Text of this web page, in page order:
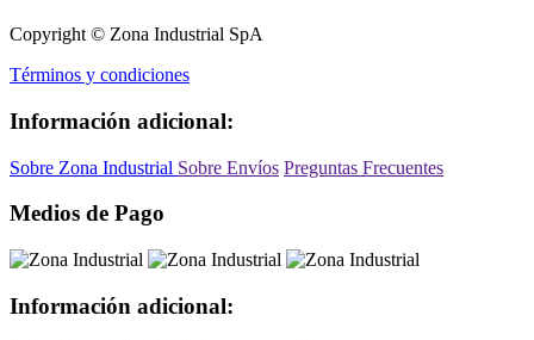
Copyright © Zona Industrial SpA
Términos y condiciones
Información adicional:
Sobre Zona Industrial Sobre Envíos Preguntas Frecuentes
Medios de Pago
Información adicional: